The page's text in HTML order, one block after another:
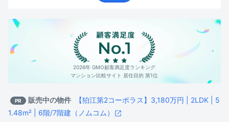
2026年 GMO顧客満足度ランキング
マンション比較サイト 居住目的 第1位
PR 販売中の物件
【狛江第2コーポラス】3,180万円 | 2LDK | 5
1.48m² | 6階/7階建（ノムコム）